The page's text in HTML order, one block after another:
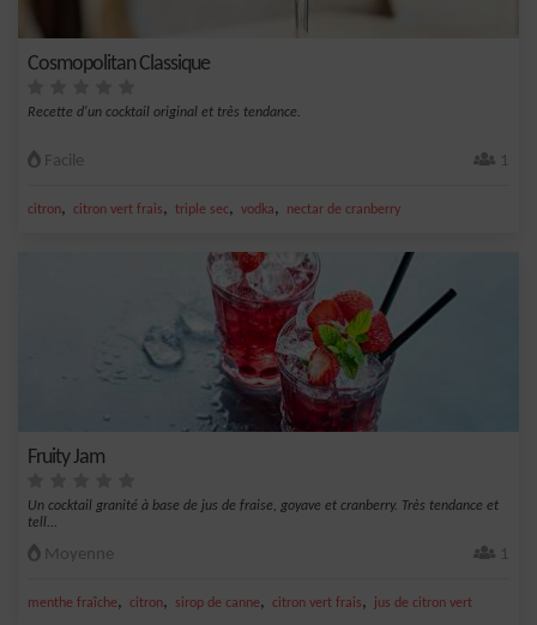
Cosmopolitan Classique
Recette d'un cocktail original et très tendance.
Facile 1
citron, citron vert frais, triple sec, vodka, nectar de cranberry
Fruity Jam
Un cocktail granité à base de jus de fraise, goyave et cranberry. Très tendance et
tell...
Moyenne 1
menthe fraîche, citron, sirop de canne, citron vert frais, jus de citron vert